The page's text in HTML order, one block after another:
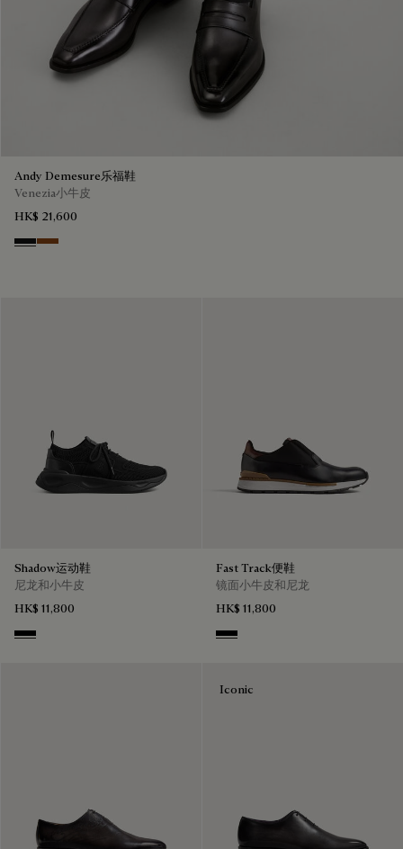
Andy Demesure乐福鞋
Venezia小牛皮
HK$ 21,600
Nero Grigio
Cacao Intenso
Shadow运动鞋
尼龙和小牛皮
HK$ 11,800
Jet Black
Fast Track便鞋
镜面小牛皮和尼龙
HK$ 11,800
Nero
Iconic